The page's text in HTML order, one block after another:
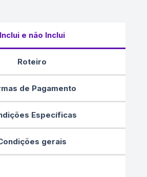
Inclui e não Inclui
Roteiro
de Pagamento
Específicas
gerais